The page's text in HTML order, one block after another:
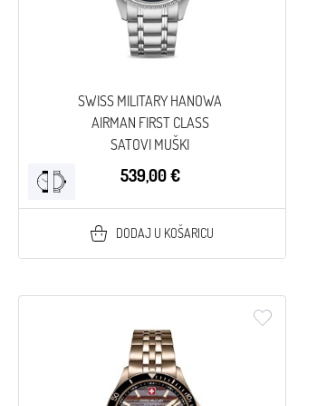
SWISS MILITARY HANOWA
AIRMAN FIRST CLASS
SATOVI MUŠKI
539,00 €
DODAJ U KOŠARICU